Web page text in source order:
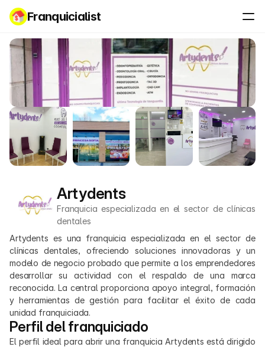
Franquicialist
Artydents
Franquicia especializada en el sector de clínicas
dentales
Artydents es una franquicia especializada en el sector de
clínicas dentales, ofreciendo soluciones innovadoras y un
modelo de negocio probado que permite a los emprendedores
desarrollar su actividad con el respaldo de una marca
reconocida. La central proporciona apoyo integral, formación
y herramientas de gestión para facilitar el éxito de cada
unidad franquiciada.
Perfil del franquiciado
El perfil ideal para abrir una franquicia Artydents está dirigido